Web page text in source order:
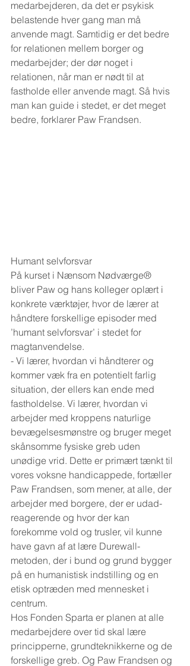
medarbejderen, da det er psykisk
belastende hver gang man må
anvende magt. Samtidig er det bedre
for relationen mellem borger og
medarbejder; der dør noget i
relationen, når man er nødt til at
fastholde eller anvende magt. Så hvis
man kan guide i stedet, er det meget
bedre, forklarer Paw Frandsen.
Humant selvforsvar
På kurset i Nænsom Nødværge®
bliver Paw og hans kolleger oplært i
konkrete værktøjer, hvor de lærer at
håndtere forskellige episoder med
’humant selvforsvar’ i stedet for
magtanvendelse.
- Vi lærer, hvordan vi håndterer og
kommer væk fra en potentielt farlig
situation, der ellers kan ende med
fastholdelse. Vi lærer, hvordan vi
arbejder med kroppens naturlige
bevægelsesmønstre og bruger meget
skånsomme fysiske greb uden
unødige vrid. Dette er primært tænkt til
vores voksne handicappede, fortæller
Paw Frandsen, som mener, at alle, der
arbejder med borgere, der er udad-
reagerende og hvor der kan
forekomme vold og trusler, vil kunne
have gavn af at lære Durewall-
metoden, der i bund og grund bygger
på en humanistisk indstilling og en
etisk optræden med mennesket i
centrum.
Hos Fonden Sparta er planen at alle
medarbejdere over tid skal lære
principperne, grundteknikkerne og de
forskellige greb. Og Paw Frandsen og